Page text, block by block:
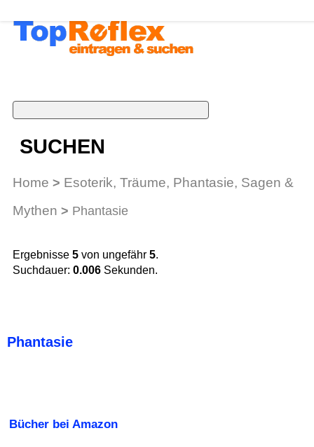
SUCHEN
Home > Esoterik, Träume, Phantasie, Sagen &
Mythen > Phantasie
Ergebnisse 5 von ungefähr 5.
Suchdauer: 0.006 Sekunden.
Phantasie
Bücher bei Amazon